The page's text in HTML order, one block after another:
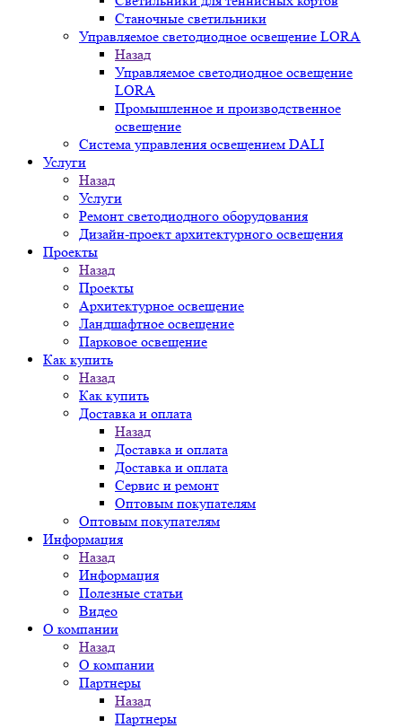
Станочные светильники
Управляемое светодиодное освещение LORA
Назад
Управляемое светодиодное освещение
LORA
Промышленное и производственное
освещение
Система управления освещением DALI
Услуги
Назад
Услуги
Ремонт светодиодного оборудования
Дизайн-проект архитектурного освещения
Проекты
Назад
Проекты
Архитектурное освещение
Ландшафтное освещение
Парковое освещение
Как купить
Назад
Как купить
Доставка и оплата
Назад
Доставка и оплата
Доставка и оплата
Сервис и ремонт
Оптовым покупателям
Оптовым покупателям
Информация
Назад
Информация
Полезные статьи
Видео
О компании
Назад
О компании
Партнеры
Назад
Партнеры